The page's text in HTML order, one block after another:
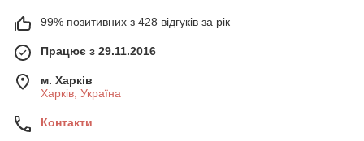
99% позитивних з 428 відгуків за рік
Працює з 29.11.2016
м. Харків
Харків, Україна
Контакти